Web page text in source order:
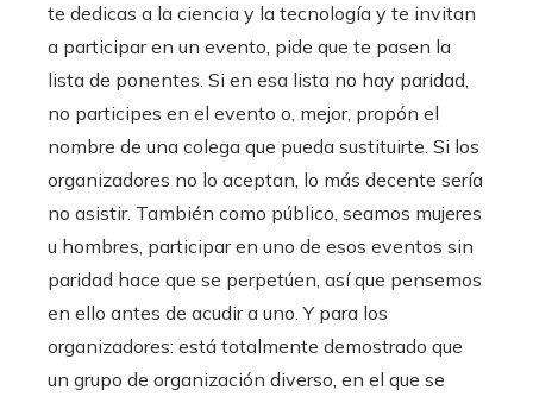
te dedicas a la ciencia y la tecnología y te invitan
a participar en un evento, pide que te pasen la
lista de ponentes. Si en esa lista no hay paridad,
no participes en el evento o, mejor, propón el
nombre de una colega que pueda sustituirte. Si los
organizadores no lo aceptan, lo más decente sería
no asistir. También como público, seamos mujeres
u hombres, participar en uno de esos eventos sin
paridad hace que se perpetúen, así que pensemos
en ello antes de acudir a uno. Y para los
organizadores: está totalmente demostrado que
un grupo de organización diverso, en el que se